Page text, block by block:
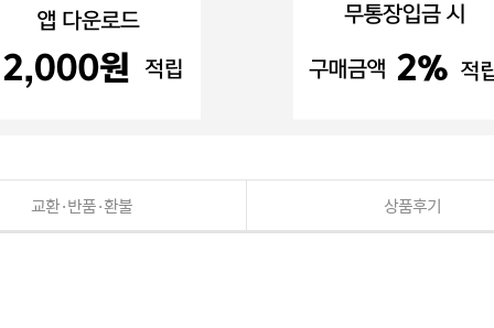
교환·반품·환불 상품후기